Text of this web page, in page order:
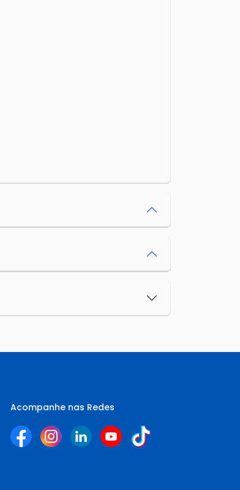
Acompanhe nas Redes